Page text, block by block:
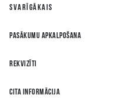
SVARĪGĀKAIS
PASĀKUMU APKALPOŠANA
REKVIZĪTI
CITA INFORMĀCIJA